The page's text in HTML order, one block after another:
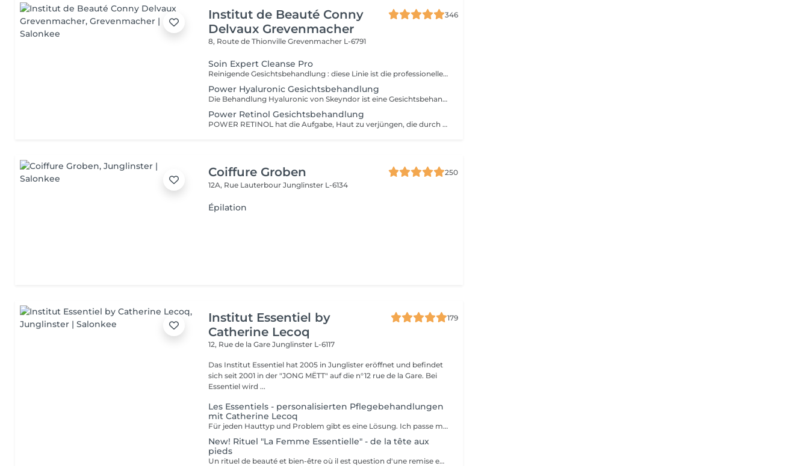
Institut de Beauté Conny
Delvaux Grevenmacher
346
8, Route de ThionvilleGrevenmacher L-6791
Soin Expert Cleanse Pro
Reinigende Gesichtsbehandlung : diese Linie ist die professionelle Kosmetiklinie im Bereich der Gesichtsdermohygiene. Expert Cleanse Pro wurde mit umweltverträglichen Produkten formuliert und ist neben der gründlichen Reinigung und Pflege ideal für die Vorbereitung der Haut.
Power Hyaluronic Gesichtsbehandlung
Die Behandlung Hyaluronic von Skeyndor ist eine Gesichtsbehandlung, die Hyaluronsäure nutzt, um Feuchtigkeit zu spenden, die Haut zu straffen und ein pralleres Aussehen zu fördern. Sie belebt trockenere Haut, glättet feine Linien und verbessert die Hautstruktur durch intensive Feuchtigkeitszufuhr sowie pflegende Inhaltsstoffe.
Power Retinol Gesichtsbehandlung
POWER RETINOL hat die Aufgabe, Haut zu verjüngen, die durch natürliche Ursachen oder durch die Sonne gealtert ist (Lichtalterung).
Coiffure Groben
250
12A, Rue LauterbourJunglinster L-6134
Épilation
Institut Essentiel by
Catherine Lecoq
179
12, Rue de la GareJunglinster L-6117
Das Institut Essentiel hat 2005 in Junglister eröffnet und befindet
sich seit 2001 in der "JONG MËTT" auf die n°12 rue de la Gare. Bei
Essentiel wird ...
Les Essentiels - personalisierten Pflegebehandlungen
mit Catherine Lecoq
Für jeden Hauttyp und Problem gibt es eine Lösung. Ich passe meine Behandlungen ihren Bedürfnissen an und sorge für die beste Pflege und den besten Effekt. Von der klassichen Reinigung mit Peeling, bis zur spezifischen Antiagingpflege wird die Essentielle Pflege zur einem Wohltuend und entspannten Erlebnis. Ich werde Ihnen je nach Diagnose verschiedene Pflegen empfehlen die zeitlich und preislich unterschiedlich sein können. So erleben Sie eine Hyaluronsäure Pflegebehandlung, ein thermisches tiefwirkenedes Peeling oder ein Glycopeeling (neu!, gegen Hautpigmentflecken oder bei sehr trockene Haut zu empfehlen) für ein langanhaltendes Effekt. Zusätzliche Behandlungen, wie z.b. Wimpern-und Augenbrauenfärben, Enthaarung sind zusätzlich zu buchen und nicht im Preis der Behandlung inbegriffen. Op empfindliche, unreine, trockene Haut, wir werden die passende Pflege finden. Das plus an der Behandlung: die Massage natürlich!
New! Rituel "La Femme Essentielle" - de la tête aux
pieds
Un rituel de beauté et bien-être où il est question d'une remise en beauté de la tête aux pieds. Plus qu'un simple soin, le Rituel La Femme Essentielle est une parenthèse bien-être et beauté. Entre les mains expérimentées de Catherine Lecoq vous vous laisserez porter et surprendre. 2h30-3h lors desquelles vous n'avez rien à faire, ni à penser. Je m'en charge pour vous et je ne laisserai rien au hasard. Résultat: un émerveillement et un changement subtile pour vous embellir. Le rituel comprend un - soin du visage - remise en beauté des mains et pieds - remise en beauté des cils et sourcils - massages relaxants personnalisés -